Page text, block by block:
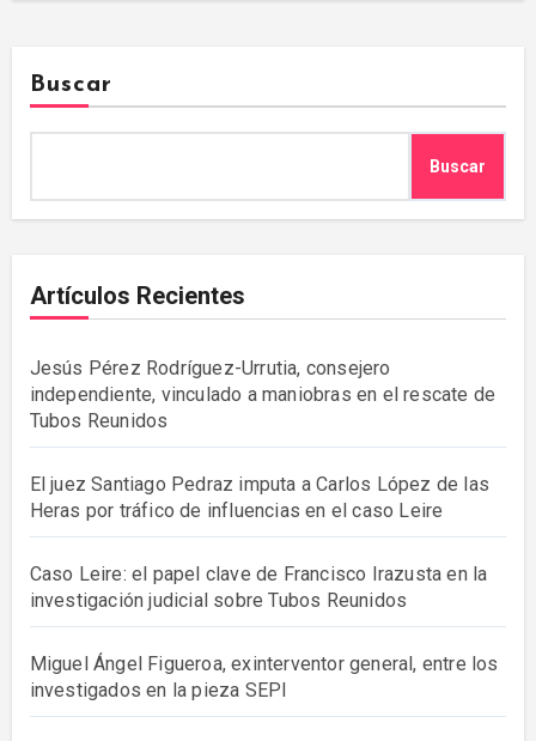
Buscar
Buscar
Artículos Recientes
Jesús Pérez Rodríguez-Urrutia, consejero
independiente, vinculado a maniobras en el rescate de
Tubos Reunidos
El juez Santiago Pedraz imputa a Carlos López de las
Heras por tráfico de influencias en el caso Leire
Caso Leire: el papel clave de Francisco Irazusta en la
investigación judicial sobre Tubos Reunidos
Miguel Ángel Figueroa, exinterventor general, entre los
investigados en la pieza SEPI